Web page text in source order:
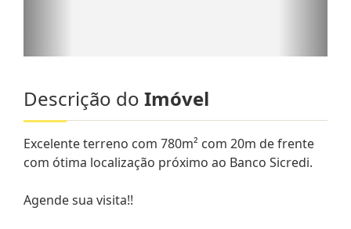
Descrição do Imóvel
Excelente terreno com 780m² com 20m de frente
com ótima localização próximo ao Banco Sicredi.
Agende sua visita!!